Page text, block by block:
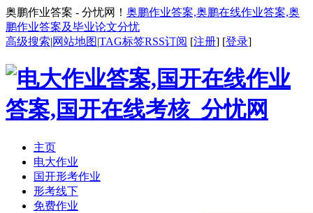
奥鹏作业答案 - 分忧网！ 奥鹏作业答案,奥鹏在线作业答案,奥
鹏作业答案及毕业论文分忧
高级搜索|网站地图|TAG标签RSS订阅 [注册] [登录]
主页
电大作业
国开形考作业
形考线下
免费作业